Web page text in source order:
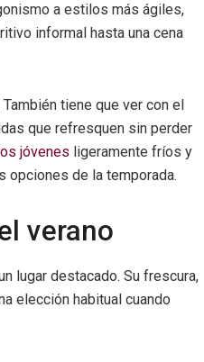
a estilos más ágiles,
informal hasta una cena
tiene que ver con el
que refresquen sin perder
jóvenes ligeramente fríos y
opciones de la temporada.
verano
lugar destacado. Su frescura,
elección habitual cuando